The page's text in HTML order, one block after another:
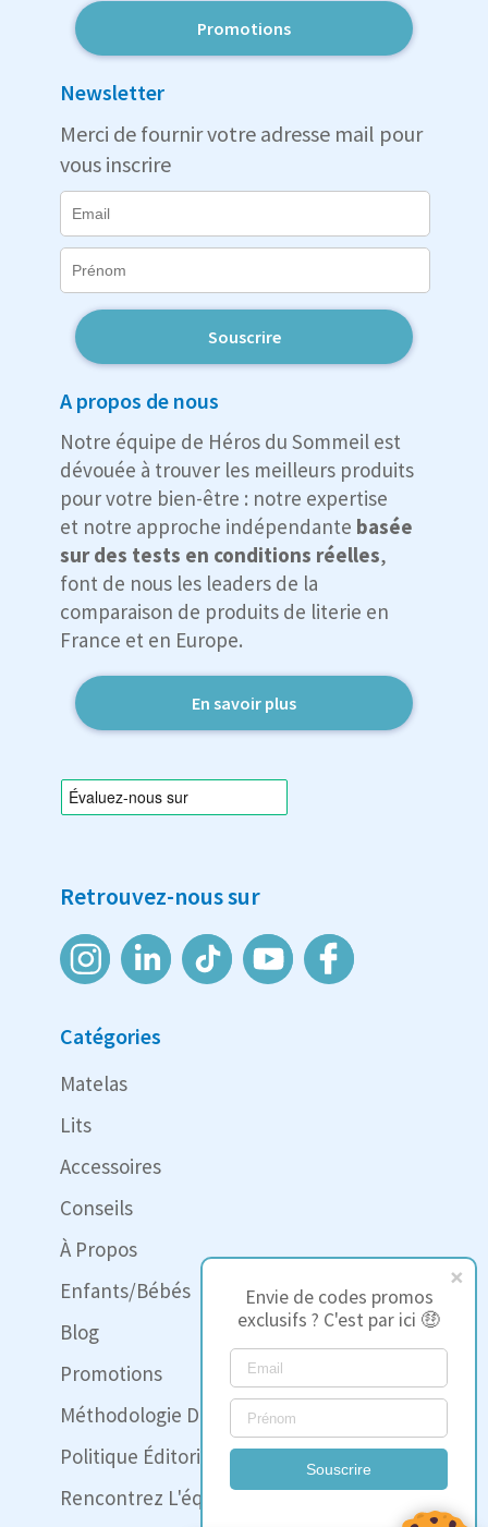
Envie de codes promos
exclusifs ? C'est par ici 🤑
Souscrire
Promotions
Newsletter
Merci de fournir votre adresse mail pour
vous inscrire
Souscrire
A propos de nous
Notre équipe de Héros du Sommeil est
dévouée à trouver les meilleurs produits
pour votre bien-être : notre expertise
et notre approche indépendante basée
sur des tests en conditions réelles,
font de nous les leaders de la
comparaison de produits de literie en
France et en Europe.
En savoir plus
Retrouvez-nous sur
Catégories
Matelas
Lits
Accessoires
Conseils
À Propos
Enfants/Bébés
Blog
Promotions
Méthodologie Des Tests
Politique Éditoriale
Rencontrez L'équipe